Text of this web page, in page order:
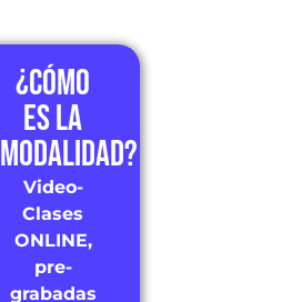
¿Cómo
es la
modalidad?
Video-
Clases
ONLINE,
pre-
grabadas